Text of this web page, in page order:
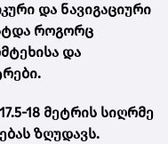
და ნავიგაციური
როგორც
და
18 მეტრის სიღრმე
ზღუდავს.